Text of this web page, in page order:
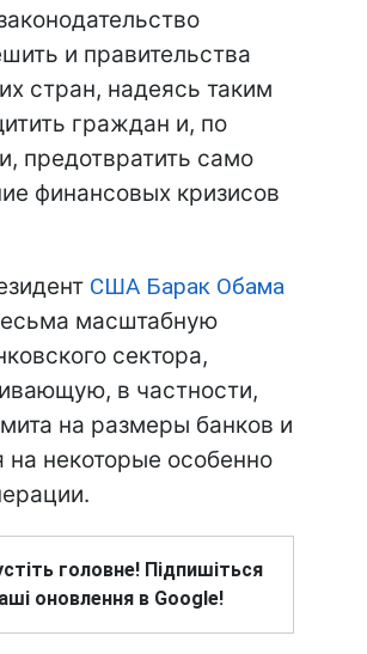
и правительства
стран, надеясь таким
граждан и, по
предотвратить само
финансовых кризисов
США Барак Обама
масштабную
сектора,
в частности,
на размеры банков и
на некоторые особенно
головне! Підпишіться
оновлення в Google!